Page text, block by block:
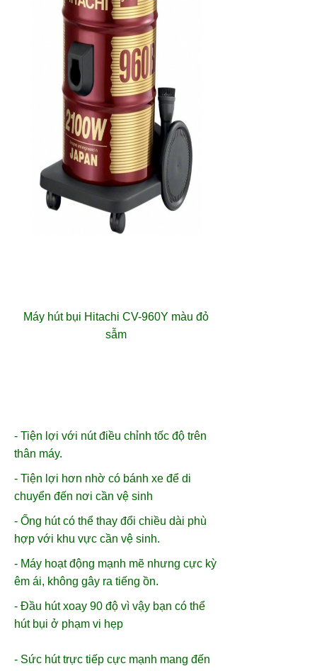
Máy hút bụi Hitachi CV-960Y màu đỏ
sẫm
- Tiện lợi với nút điều chỉnh tốc độ trên
thân máy.
- Tiện lợi hơn nhờ có bánh xe để di
chuyển đến nơi cần vệ sinh
- Ống hút có thể thay đổi chiều dài phù
hợp với khu vực cần vệ sinh.
- Máy hoạt động mạnh mẽ nhưng cực kỳ
êm ái, không gây ra tiếng ồn.
- Đầu hút xoay 90 độ vì vậy bạn có thể
hút bụi ở phạm vi hẹp
- Sức hút trực tiếp cực mạnh mang đến